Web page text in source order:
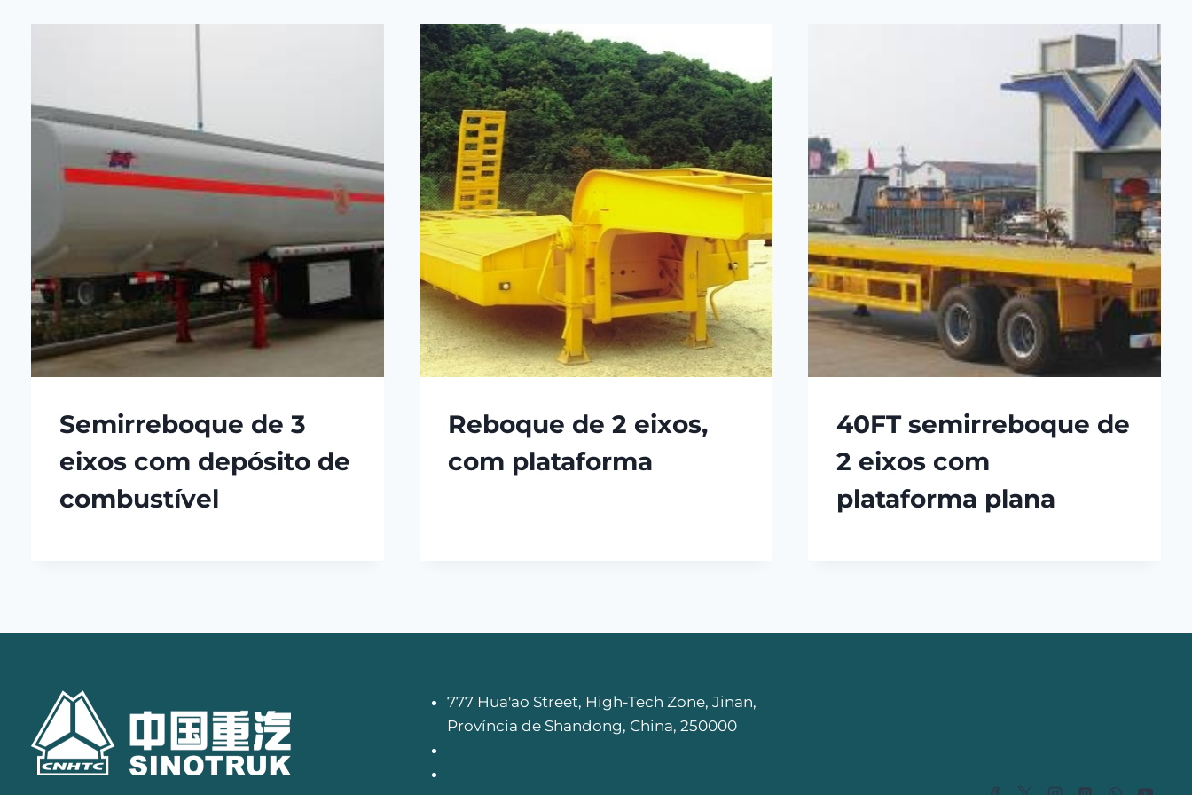
Semirreboque de 3
eixos com depósito de
combustível
Reboque de 2 eixos,
com plataforma
40FT semirreboque de
2 eixos com
plataforma plana
777 Hua'ao Street, High-Tech Zone, Jinan,
Província de Shandong, China, 250000